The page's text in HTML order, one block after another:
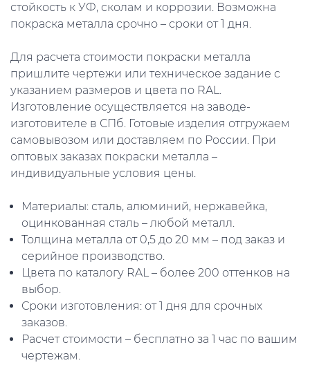
стойкость к УФ, сколам и коррозии. Возможна
покраска металла срочно – сроки от 1 дня.
Для расчета стоимости покраски металла
пришлите чертежи или техническое задание с
указанием размеров и цвета по RAL.
Изготовление осуществляется на заводе-
изготовителе в СПб. Готовые изделия отгружаем
самовывозом или доставляем по России. При
оптовых заказах покраски металла –
индивидуальные условия цены.
Материалы: сталь, алюминий, нержавейка,
оцинкованная сталь – любой металл.
Толщина металла от 0,5 до 20 мм – под заказ и
серийное производство.
Цвета по каталогу RAL – более 200 оттенков на
выбор.
Сроки изготовления: от 1 дня для срочных
заказов.
Расчет стоимости – бесплатно за 1 час по вашим
чертежам.